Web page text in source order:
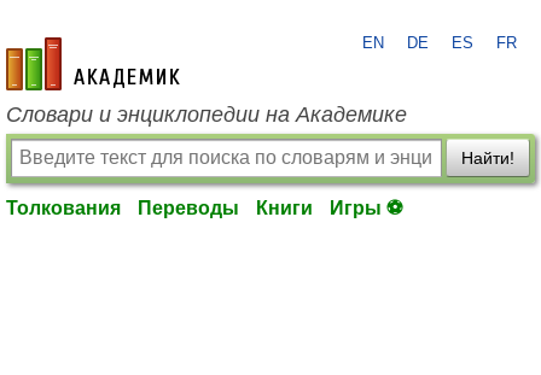
academic.ru
EN DE ES FR
Словари и энциклопедии на Академике
Найти!
Толкования Переводы Книги Игры ⚽